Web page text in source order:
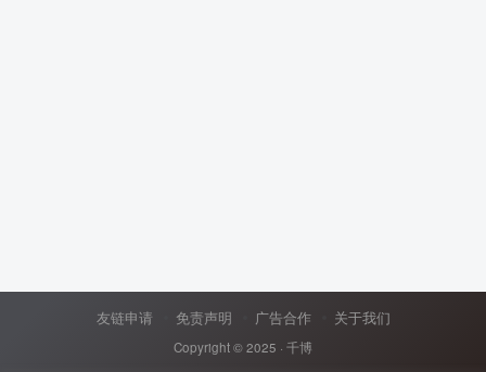
友链申请 免责声明 广告合作 关于我们
Copyright © 2025 · 千博